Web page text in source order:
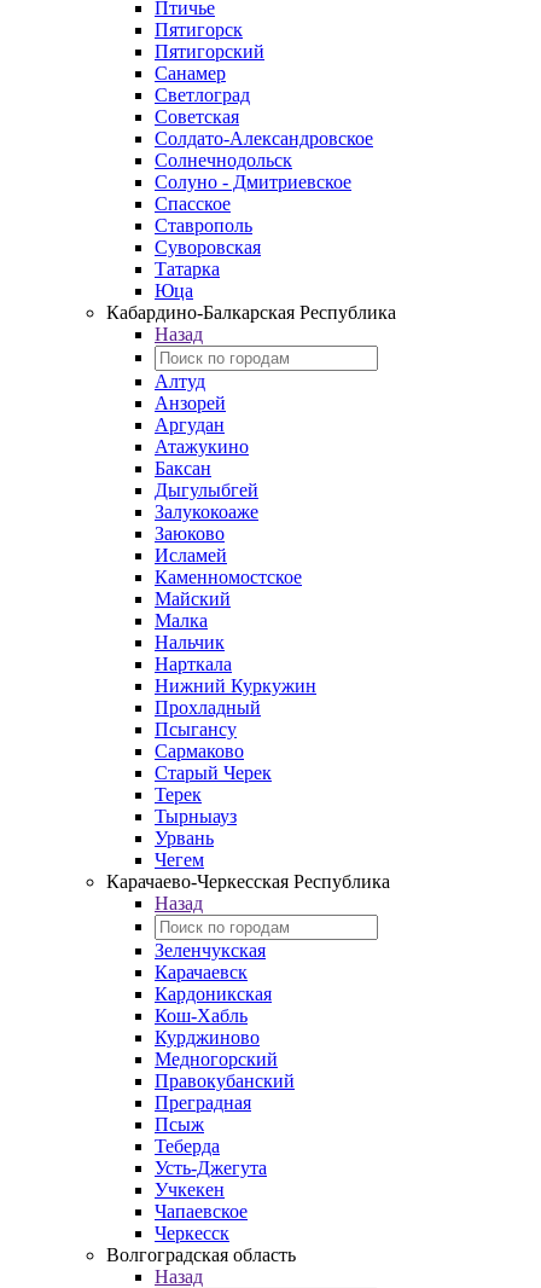
Птичье
Пятигорск
Пятигорский
Санамер
Светлоград
Советская
Солдато-Александровское
Солнечнодольск
Солуно - Дмитриевское
Спасское
Ставрополь
Суворовская
Татарка
Юца
Кабардино‑Балкарская Республика
Назад
Алтуд
Анзорей
Аргудан
Атажукино
Баксан
Дыгулыбгей
Залукокоаже
Заюково
Исламей
Каменномостское
Майский
Малка
Нальчик
Нарткала
Нижний Куркужин
Прохладный
Псыгансу
Сармаково
Старый Черек
Терек
Тырныауз
Урвань
Чегем
Карачаево-Черкесская Республика
Назад
Зеленчукская
Карачаевск
Кардоникская
Кош-Хабль
Курджиново
Медногорский
Правокубанский
Преградная
Псыж
Теберда
Усть-Джегута
Учкекен
Чапаевское
Черкесск
Волгоградская область
Назад